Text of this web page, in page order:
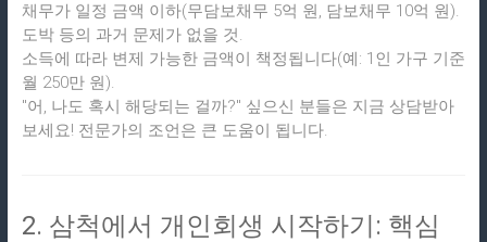
채무가 일정 금액 이하(무담보채무 5억 원, 담보채무 10억 원).
도박 등의 과거 문제가 없을 것.
소득에 따라 변제 가능한 금액이 책정됩니다(예: 1인 가구 기준
월 250만 원).
"어, 나도 혹시 해당되는 걸까?" 싶으신 분들은 지금 상담받아
보세요! 전문가의 조언은 큰 도움이 됩니다.
2. 삼척에서 개인회생 시작하기: 핵심